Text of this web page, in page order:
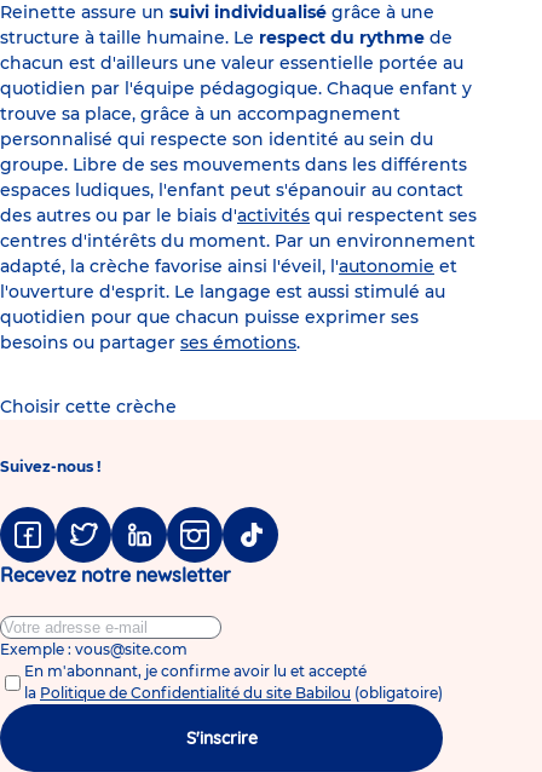
Reinette assure un suivi individualisé grâce à une
structure à taille humaine. Le respect du rythme de
chacun est d'ailleurs une valeur essentielle portée au
quotidien par l'équipe pédagogique. Chaque enfant y
trouve sa place, grâce à un accompagnement
personnalisé qui respecte son identité au sein du
groupe. Libre de ses mouvements dans les différents
espaces ludiques, l'enfant peut s'épanouir au contact
des autres ou par le biais d'activités qui respectent ses
centres d'intérêts du moment. Par un environnement
adapté, la crèche favorise ainsi l'éveil, l'autonomie et
l'ouverture d'esprit. Le langage est aussi stimulé au
quotidien pour que chacun puisse exprimer ses
besoins ou partager ses émotions.
Choisir cette crèche
Suivez-nous !
FacebookTwitter LinkedinInstagramTiktok
Recevez notre newsletter
Exemple : vous@site.com
En m'abonnant, je confirme avoir lu et accepté
la Politique de Confidentialité du site Babilou (obligatoire)
S'inscrire